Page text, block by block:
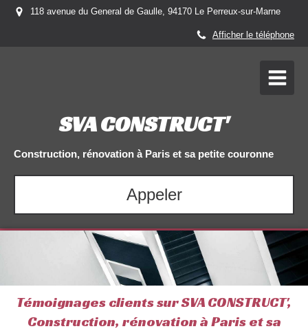
118 avenue du General de Gaulle, 94170 Le Perreux-sur-Marne
Afficher le téléphone
SVA CONSTRUCT'
Construction, rénovation à Paris et sa petite couronne
Appeler
Témoignages clients sur SVA CONSTRUCT',
Construction, rénovation à Paris et sa